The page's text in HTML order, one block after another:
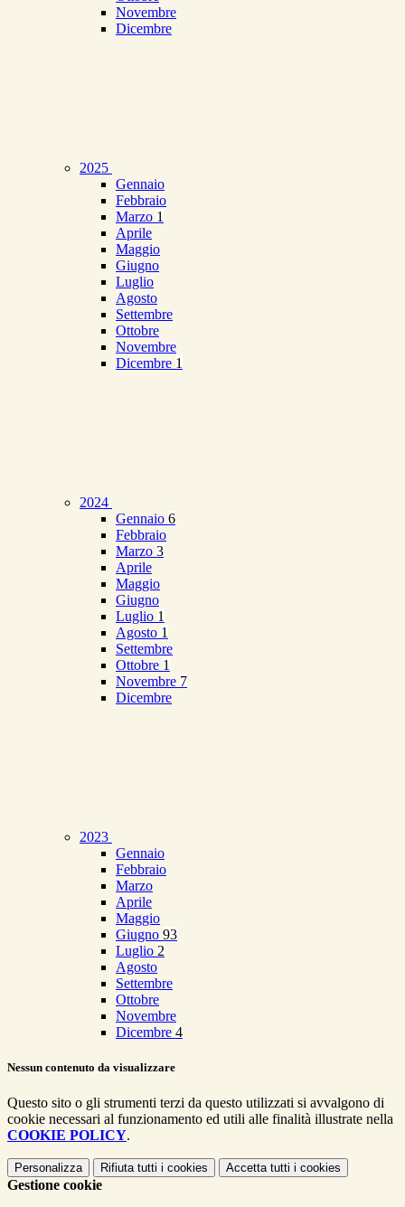
Novembre
Dicembre
2025
Gennaio
Febbraio
Marzo 1
Aprile
Maggio
Giugno
Luglio
Agosto
Settembre
Ottobre
Novembre
Dicembre 1
2024
Gennaio 6
Febbraio
Marzo 3
Aprile
Maggio
Giugno
Luglio 1
Agosto 1
Settembre
Ottobre 1
Novembre 7
Dicembre
2023
Gennaio
Febbraio
Marzo
Aprile
Maggio
Giugno 93
Luglio 2
Agosto
Settembre
Ottobre
Novembre
Dicembre 4
Nessun contenuto da visualizzare
Questo sito o gli strumenti terzi da questo utilizzati si avvalgono di
cookie necessari al funzionamento ed utili alle finalità illustrate nella
COOKIE POLICY.
Personalizza Rifiuta tutti i cookies Accetta tutti i cookies
Gestione cookie